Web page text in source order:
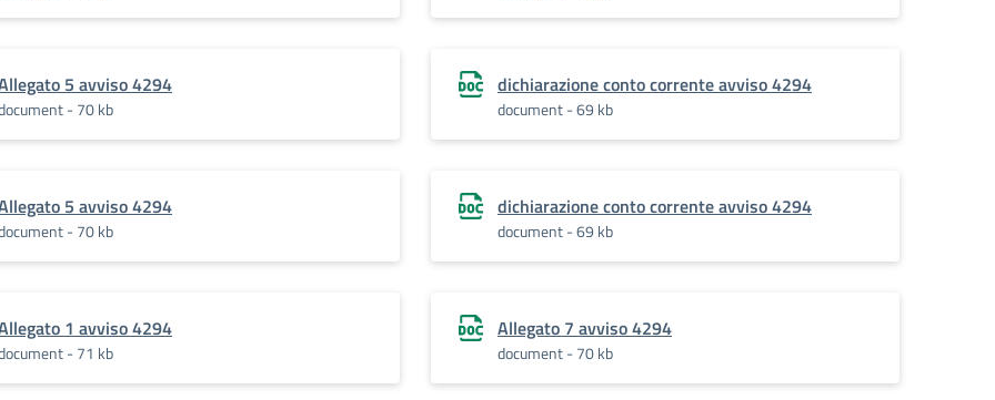
5 avviso 4294
- 70 kb
dichiarazione conto corrente avviso 4294
document - 69 kb
5 avviso 4294
- 70 kb
dichiarazione conto corrente avviso 4294
document - 69 kb
1 avviso 4294
- 71 kb
Allegato 7 avviso 4294
document - 70 kb